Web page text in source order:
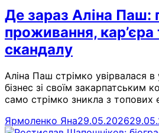
Де зараз Аліна Паш:
проживання, кар’єра
скандалу
Аліна Паш стрімко увірвалася
бізнес зі своїм закарпатським
само стрімко зникла з топових
Ярмоленко Яна29.05.2026